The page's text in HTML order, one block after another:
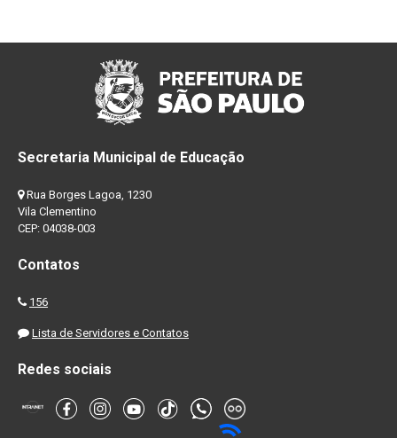
Secretaria Municipal de Educação
Rua Borges Lagoa, 1230
Vila Clementino
CEP: 04038-003
Contatos
156
Lista de Servidores e Contatos
Redes sociais